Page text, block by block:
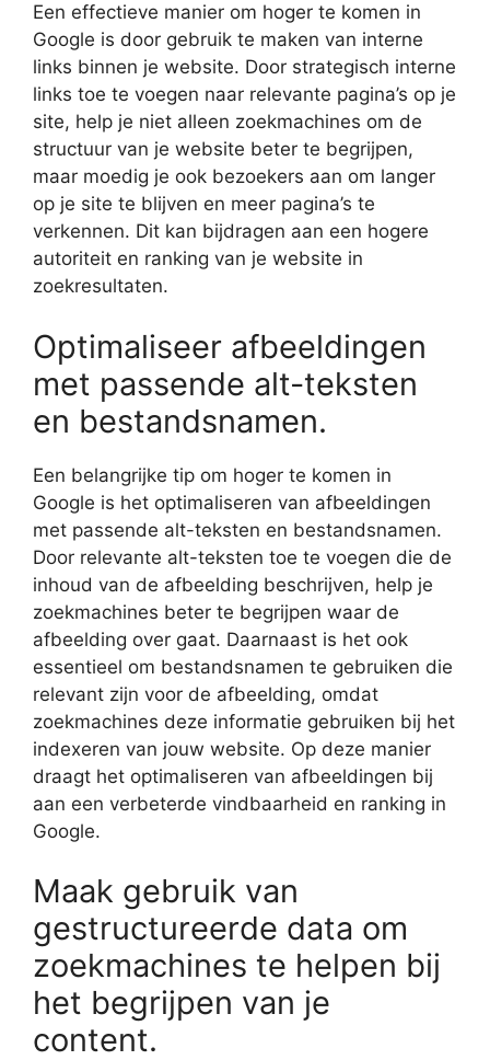
Een effectieve manier om hoger te komen in
Google is door gebruik te maken van interne
links binnen je website. Door strategisch interne
links toe te voegen naar relevante pagina’s op je
site, help je niet alleen zoekmachines om de
structuur van je website beter te begrijpen,
maar moedig je ook bezoekers aan om langer
op je site te blijven en meer pagina’s te
verkennen. Dit kan bijdragen aan een hogere
autoriteit en ranking van je website in
zoekresultaten.
Optimaliseer afbeeldingen
met passende alt-teksten
en bestandsnamen.
Een belangrijke tip om hoger te komen in
Google is het optimaliseren van afbeeldingen
met passende alt-teksten en bestandsnamen.
Door relevante alt-teksten toe te voegen die de
inhoud van de afbeelding beschrijven, help je
zoekmachines beter te begrijpen waar de
afbeelding over gaat. Daarnaast is het ook
essentieel om bestandsnamen te gebruiken die
relevant zijn voor de afbeelding, omdat
zoekmachines deze informatie gebruiken bij het
indexeren van jouw website. Op deze manier
draagt het optimaliseren van afbeeldingen bij
aan een verbeterde vindbaarheid en ranking in
Google.
Maak gebruik van
gestructureerde data om
zoekmachines te helpen bij
het begrijpen van je
content.